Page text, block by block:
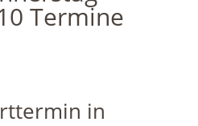
Termine
in